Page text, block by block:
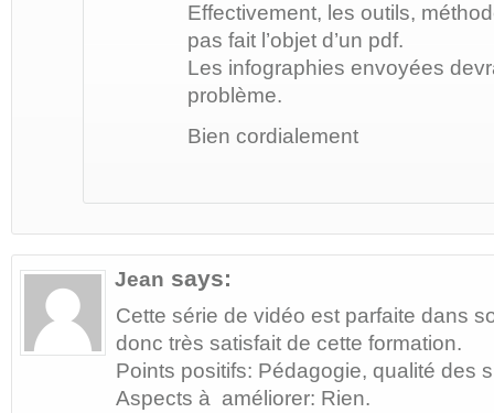
Effectivement, les outils,
pas fait l’objet d’un pdf.
Les infographies envoyées
problème.
Bien cordialement
Jean says:
Cette série de vidéo est parfaite dans
donc très satisfait de cette formation.
Points positifs: Pédagogie, qualité des
Aspects à améliorer: Rien.